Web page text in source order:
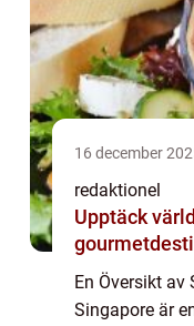
16 december
redaktionel
Upptäck
En Översikt av
Singapore är